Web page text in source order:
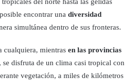
encontrar una diversidad
simultánea dentro de sus fronteras.
cualquiera, mientras en las provincias
se disfruta de un clima casi tropical con
vegetación, a miles de kilómetros